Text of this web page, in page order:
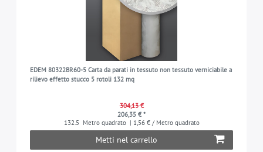
EDEM 80322BR60-5 Carta da parati in tessuto non tessuto verniciabile a
rilievo effetto stucco 5 rotoli 132 mq
304,13 €
206,35 € *
132.5 Metro quadrato | 1,56 € / Metro quadrato
Metti nel carrello